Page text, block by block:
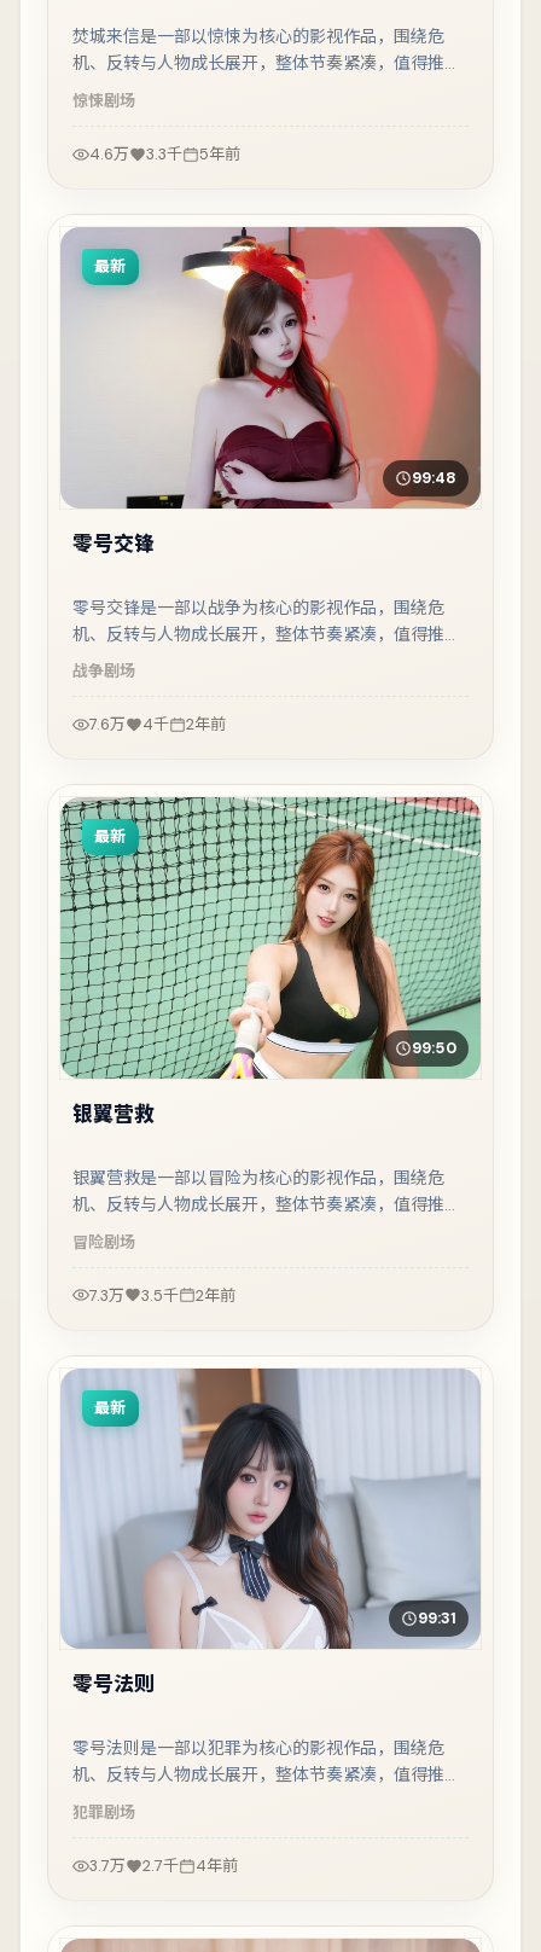
焚城来信是一部以惊悚为核心的影视作品，围绕危
机、反转与人物成长展开，整体节奏紧凑，值得推荐
观看。
惊悚剧场
4.6万 3.3千 5年前
最新
99:48
零号交锋
零号交锋是一部以战争为核心的影视作品，围绕危
机、反转与人物成长展开，整体节奏紧凑，值得推荐
观看。
战争剧场
7.6万 4千 2年前
最新
99:50
银翼营救
银翼营救是一部以冒险为核心的影视作品，围绕危
机、反转与人物成长展开，整体节奏紧凑，值得推荐
观看。
冒险剧场
7.3万 3.5千 2年前
最新
99:31
零号法则
零号法则是一部以犯罪为核心的影视作品，围绕危
机、反转与人物成长展开，整体节奏紧凑，值得推荐
观看。
犯罪剧场
3.7万 2.7千 4年前